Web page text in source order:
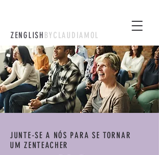
ZENGLISH BYCLAUDIAMOL
JUNTE-SE A NÓS PARA SE TORNAR
UM ZENTEACHER